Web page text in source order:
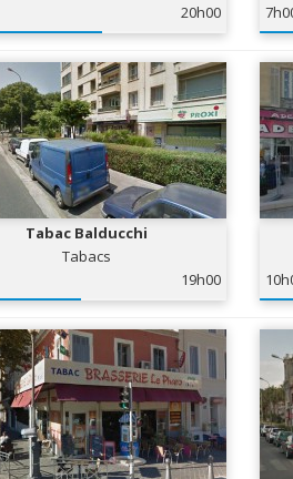
20h00
Tabac Balducchi
Tabacs
19h00